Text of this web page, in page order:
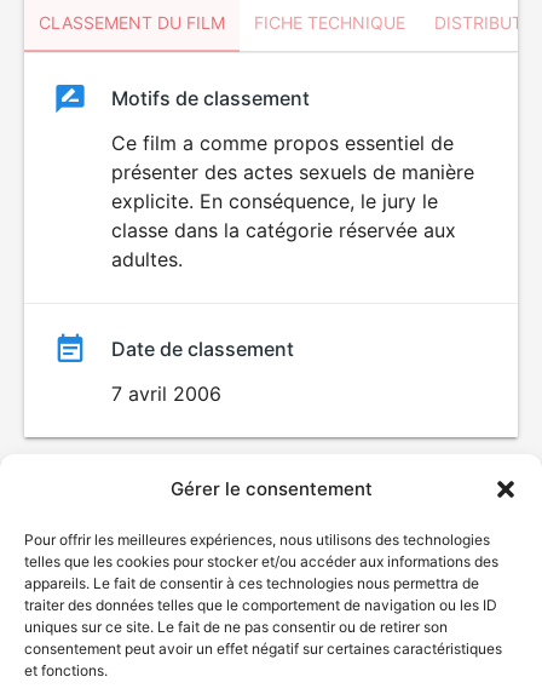
Gérer le consentement
Pour offrir les meilleures expériences, nous utilisons des technologies
telles que les cookies pour stocker et/ou accéder aux informations des
appareils. Le fait de consentir à ces technologies nous permettra de
traiter des données telles que le comportement de navigation ou les ID
uniques sur ce site. Le fait de ne pas consentir ou de retirer son
consentement peut avoir un effet négatif sur certaines caractéristiques
et fonctions.
CLASSEMENT DU FILM FICHE TECHNIQUE
ClassementClassement
SEXUALITÉ
EXPLICITE
Motifs de classement
Ce film a comme propos essentiel de
présenter des actes sexuels de manière
explicite. En conséquence, le jury le
classe dans la catégorie réservée aux
adultes.
Date de classement
7 avril 2006